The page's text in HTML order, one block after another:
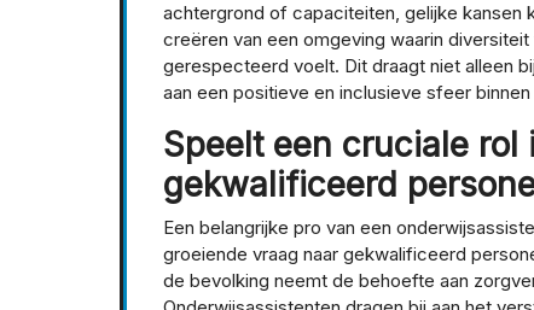
achtergrond of capaciteiten, gelijke kansen
creëren van een omgeving waarin
gerespecteerd voelt. Dit draagt niet alleen
aan een positieve en inclusieve sfeer
Speelt een cruciale
gekwalificeerd
Een belangrijke pro van een
groeiende vraag naar gekwalificeerd
de bevolking neemt de behoefte aan